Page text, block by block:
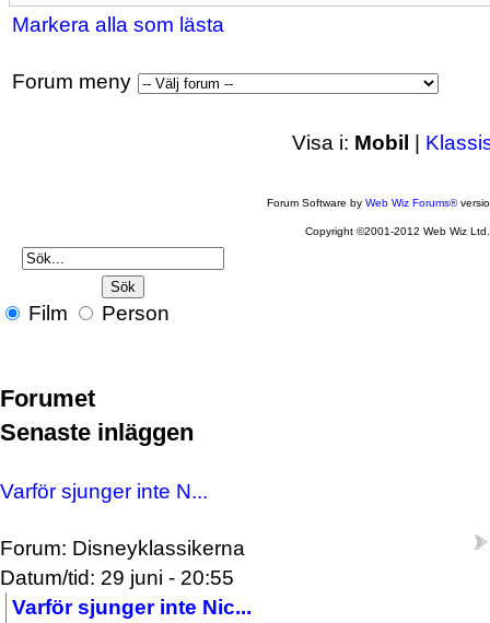
Markera alla som lästa
Forum meny
Visa i: Mobil |
Forum Software byWeb Wiz Forums®
Copyright ©2001-2012 Web Wiz Ltd.
Film Person
Forumet
Senaste inläggen
Varför sjunger inte N...
Forum: Disneyklassikerna
Datum/tid: 29 juni - 20:55
Varför sjunger inte Nic...